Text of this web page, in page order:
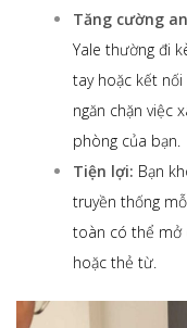
Tăng cường
Yale thường đi
tay hoặc kết
ngăn chặn việc
phòng của bạn.
Tiện lợi: Bạn
truyền thống
toàn có thể mở
hoặc thẻ từ.